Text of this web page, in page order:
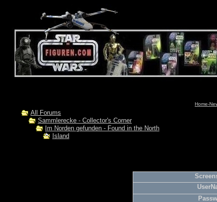
Home-
All Forums
Sammlerecke - Collector's Corner
Im Norden gefunden - Found in the North
Island